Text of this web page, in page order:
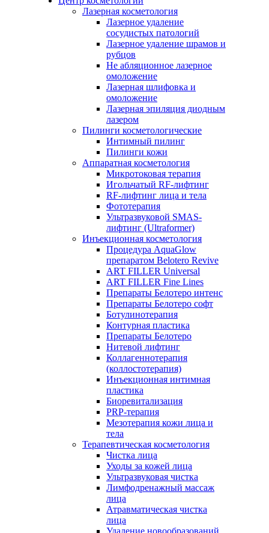
Лазерная косметология
Лазерное удаление
сосудистых патологий
Лазерное удаление шрамов и
рубцов
Не абляционное лазерное
омоложение
Лазерная шлифовка и
омоложение
Лазерная эпиляция диодным
лазером
Пилинги косметологические
Интимный пилинг
Пилинги кожи
Аппаратная косметология
Микротоковая терапия
Игольчатый RF-лифтинг
RF-лифтинг лица и тела
Фототерапия
Ультразвуковой SMAS-
лифтинг (Ultraformer)
Инъекционная косметология
Процедура AquaGlow
препаратом Belotero Revive
ART FILLER Universal
ART FILLER Fine Lines
Препараты Белотеро интенс
Препараты Белотеро софт
Ботулинотерапия
Контурная пластика
Препараты Белотеро
Нитевой лифтинг
Коллагеннотерапия
(коллостотерапия)
Инъекционная интимная
пластика
Биоревитализация
PRP-терапия
Мезотерапия кожи лица и
тела
Терапевтическая косметология
Чистка лица
Уходы за кожей лица
Ультразвуковая чистка
Лимфодренажный массаж
лица
Атравматическая чистка
лица
Удаление новообразований